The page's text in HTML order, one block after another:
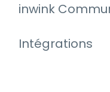
inwink
Intégrations